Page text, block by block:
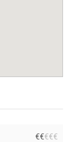
€€€€€